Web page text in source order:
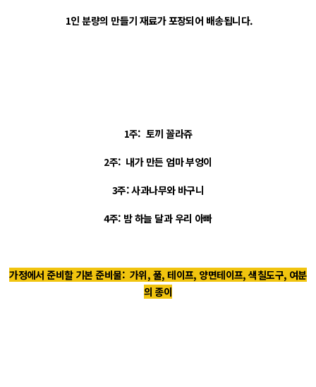
1인 분량의 만들기 재료가 포장되어 배송됩니다.
1주: 토끼 꼴라쥬
2주: 내가 만든 엄마 부엉이
3주: 사과나무와 바구니
4주: 밤 하늘 달과 우리 아빠
가정에서 준비할 기본 준비물: 가위, 풀, 테이프, 양면테이프, 색칠도구, 여분
의 종이